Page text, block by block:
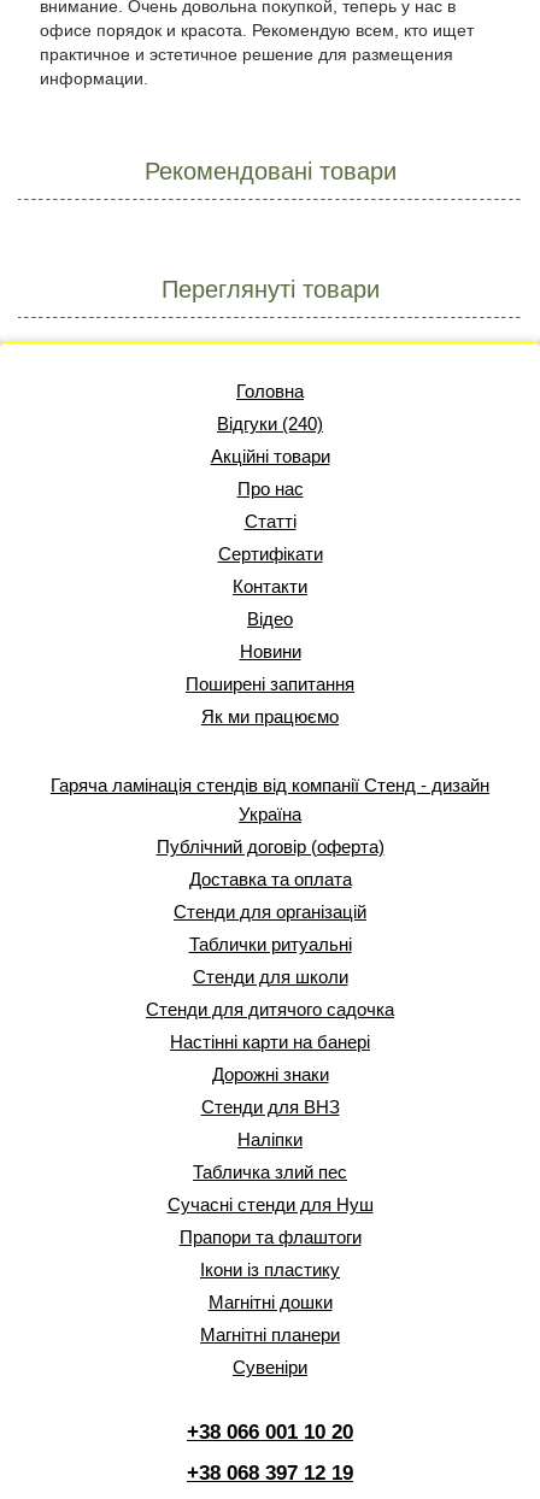
внимание. Очень довольна покупкой, теперь у нас в
офисе порядок и красота. Рекомендую всем, кто ищет
практичное и эстетичное решение для размещения
информации.
Рекомендовані товари
Переглянуті товари
Головна
Відгуки (240)
Акційні товари
Про нас
Статті
Сертифікати
Контакти
Відео
Новини
Поширені запитання
Як ми працюємо
Гаряча ламінація стендів від компанії Стенд - дизайн
Україна
Публічний договір (оферта)
Доставка та оплата
Стенди для організацій
Таблички ритуальні
Стенди для школи
Стенди для дитячого садочка
Настінні карти на банері
Дорожні знаки
Стенди для ВНЗ
Наліпки
Табличка злий пес
Сучасні стенди для Нуш
Прапори та флаштоги
Ікони із пластику
Магнітні дошки
Магнітні планери
Сувеніри
+38 066 001 10 20
+38 068 397 12 19